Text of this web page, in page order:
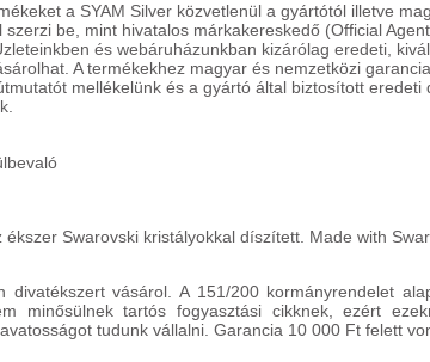
a SYAM Silver közvetlenül a gyártótól illetve
szerzi be, mint hivatalos márkakereskedő (Official
és webáruházunkban kizárólag eredeti,
A termékekhez magyar és nemzetközi
mellékelünk és a gyártó által biztosított eredeti
ékszer Swarovski kristályokkal díszített. Made with
divatékszert vásárol. A 151/200 kormányrendelet
minősülnek tartós fogyasztási cikknek, ezért
tudunk vállalni. Garancia 10 000 Ft felett
GUESS
UBE78096
8 900 HUF